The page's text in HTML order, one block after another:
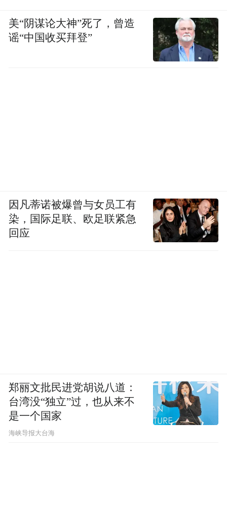
美“阴谋论大神”死了，曾造
谣“中国收买拜登”
因凡蒂诺被爆曾与女员工有
染，国际足联、欧足联紧急
回应
郑丽文批民进党胡说八道：
台湾没“独立”过，也从来不
是一个国家
​海峡导报大台海